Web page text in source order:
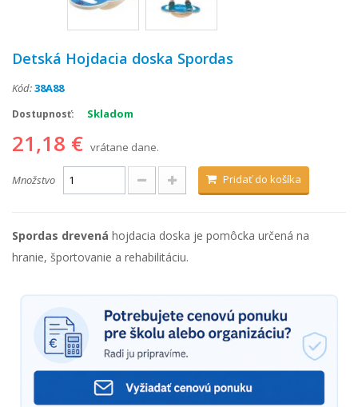
Detská Hojdacia doska Spordas
Kód:38A88
Dostupnosť: Skladom
21,18 € vrátane dane.
Množstvo Pridať do košíka
Spordas drevená hojdacia doska je pomôcka určená na
hranie, športovanie a rehabilitáciu.